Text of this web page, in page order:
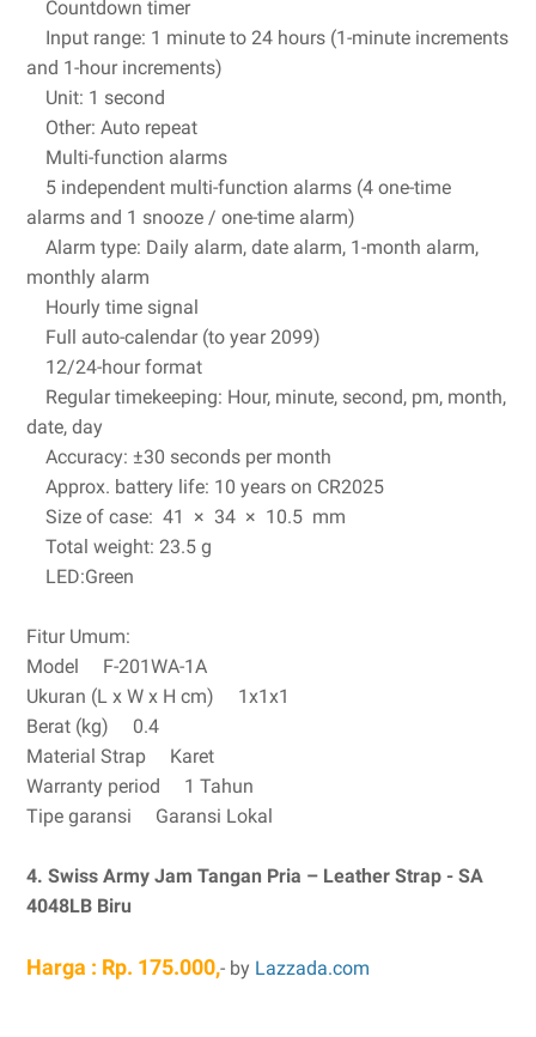
Countdown timer
Input range: 1 minute to 24 hours (1-minute increments
and 1-hour increments)
Unit: 1 second
Other: Auto repeat
Multi-function alarms
5 independent multi-function alarms (4 one-time
alarms and 1 snooze / one-time alarm)
Alarm type: Daily alarm, date alarm, 1-month alarm,
monthly alarm
Hourly time signal
Full auto-calendar (to year 2099)
12/24-hour format
Regular timekeeping: Hour, minute, second, pm, month,
date, day
Accuracy: ±30 seconds per month
Approx. battery life: 10 years on CR2025
Size of case: 41 × 34 × 10.5 mm
Total weight: 23.5 g
LED:Green
Fitur Umum:
Model F-201WA-1A
Ukuran (L x W x H cm) 1x1x1
Berat (kg) 0.4
Material Strap Karet
Warranty period 1 Tahun
Tipe garansi Garansi Lokal
4. Swiss Army Jam Tangan Pria – Leather Strap - SA
4048LB Biru
Harga : Rp. 175.000,- by Lazzada.com